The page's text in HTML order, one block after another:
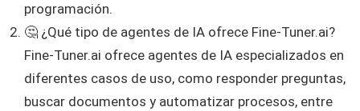
programación.
🤔 ¿Qué tipo de agentes de IA ofrece Fine-Tuner.ai?
Fine-Tuner.ai ofrece agentes de IA especializados en
diferentes casos de uso, como responder preguntas,
buscar documentos y automatizar procesos, entre